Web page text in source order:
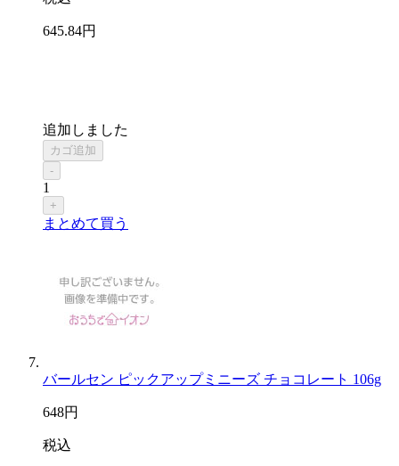
645.84円
追加しました
カゴ追加
-
1
+
まとめて買う
バールセン ピックアップミニーズ チョコレート 106g
648円
税込